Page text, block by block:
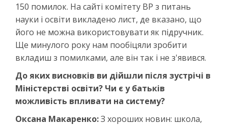
150 помилок. На сайті комітету ВР з питань
науки і освіти викладено лист, де вказано, що
його не можна використовувати як підручник.
Ще минулого року нам пообіцяли зробити
вкладиш з помилками, але він так і не з'явився.
До яких висновків ви дійшли після зустрічі в
Міністерстві освіти? Чи є у батьків
можливість впливати на систему?
Оксана Макаренко:З хороших новин: школа,